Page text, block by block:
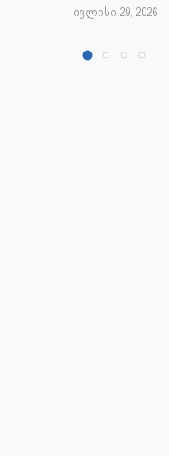
ივლისი 29, 2026